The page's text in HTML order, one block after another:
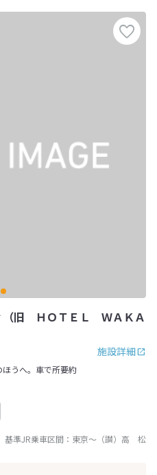
（旧 ＨＯＴＥＬ ＷＡＫＡ
施設詳細
うへ。車で所要約
基準JR乗車区間： 東京～ （讃）高 松